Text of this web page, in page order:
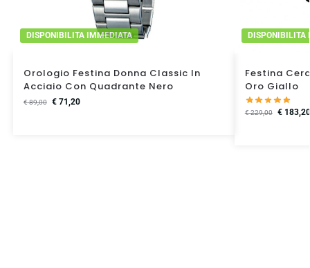
DISPONIBILITA IMMEDIATA
Orologio Festina Donna Classic In
Acciaio Con Quadrante Nero
€89,00 €71,20
DISPONIBILITA
Festina
Oro Giallo
€229,00 €183,20